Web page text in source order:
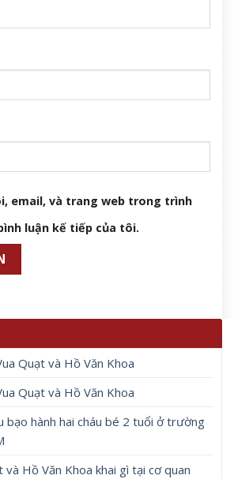
email, và trang web trong trình
luận kế tiếp của tôi.
Quạt và Hồ Văn Khoa
Quạt và Hồ Văn Khoa
bạo hành hai cháu bé 2 tuổi ở trường
và Hồ Văn Khoa khai gì tại cơ quan